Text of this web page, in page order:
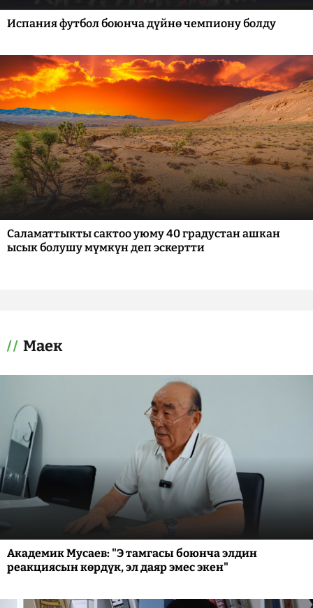
Испания футбол боюнча дүйнө чемпиону болду
Саламаттыкты сактоо уюму 40 градустан ашкан
ысык болушу мүмкүн деп эскертти
Маек
Академик Мусаев: "Э тамгасы боюнча элдин
реакциясын көрдүк, эл даяр эмес экен"